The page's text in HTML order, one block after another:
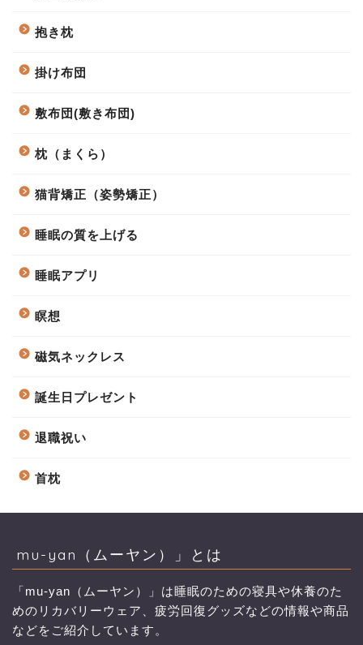
抱き枕
掛け布団
敷布団(敷き布団)
枕（まくら）
猫背矯正（姿勢矯正）
睡眠の質を上げる
睡眠アプリ
瞑想
磁気ネックレス
誕生日プレゼント
退職祝い
首枕
mu-yan（ムーヤン）」とは
「mu-yan（ムーヤン）」は睡眠のための寝具や休養のた
めのリカバリーウェア、疲労回復グッズなどの情報や商品
などをご紹介しています。